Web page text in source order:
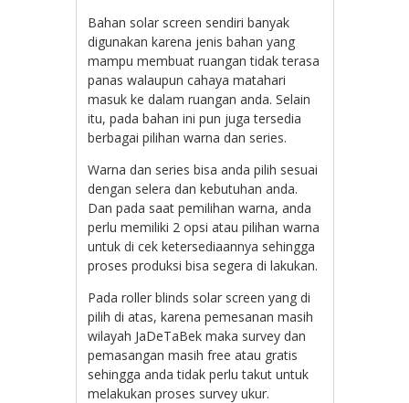
Bahan solar screen sendiri banyak
digunakan karena jenis bahan yang
mampu membuat ruangan tidak terasa
panas walaupun cahaya matahari
masuk ke dalam ruangan anda. Selain
itu, pada bahan ini pun juga tersedia
berbagai pilihan warna dan series.
Warna dan series bisa anda pilih sesuai
dengan selera dan kebutuhan anda.
Dan pada saat pemilihan warna, anda
perlu memiliki 2 opsi atau pilihan warna
untuk di cek ketersediaannya sehingga
proses produksi bisa segera di lakukan.
Pada roller blinds solar screen yang di
pilih di atas, karena pemesanan masih
wilayah JaDeTaBek maka survey dan
pemasangan masih free atau gratis
sehingga anda tidak perlu takut untuk
melakukan proses survey ukur.